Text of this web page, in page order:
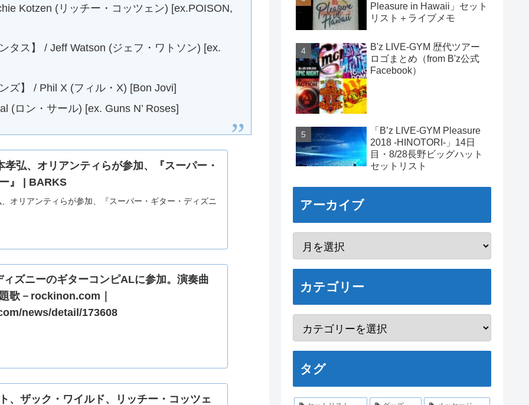
Kotzen (リッチー・コッツェン) [ex.POISON,
タス】 / Jeff Watson (ジェフ・ワトソン) [ex.
ズ】 / Phil X (フィル・X) [Bon Jovi]
(ロン・サール) [ex. Guns N’ Roses]
孝弘、オリアンティらが参加、『スーパー・
』 | BARKS
オリアンティらが参加、『スーパー・ギター・ディズニ
ズニーのギターコンピALに参加。演奏曲
歌－rockinon.com｜
news/detail/173608
、ザック・ワイルド、リッチー・コッツェ
Pleasure in Hawaii」セット
リスト＋ライブメモ
B'z LIVE-GYM 歴代ツアー
ロゴまとめ（from B'z公式
Facebook）
「B’z LIVE-GYM Pleasure
2018 -HINOTORI-」14日
目・8/28長野ビッグハット
セットリスト
アーカイブ
カテゴリー
タグ